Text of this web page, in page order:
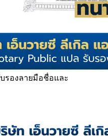
รองลายมือชื่อและ